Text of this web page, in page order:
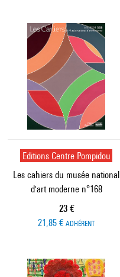
Editions Centre Pompidou
Les cahiers du musée national
d'art moderne n°168
Prix ​​actuel
23 €
21,85 € ADHÉRENT